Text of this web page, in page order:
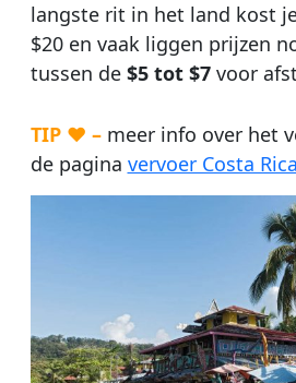
langste rit in het land kost
$20 en vaak liggen prijzen
tussen de $5 tot $7voor
TIP ♥ –meer info over het
de pagina vervoer Costa Rica